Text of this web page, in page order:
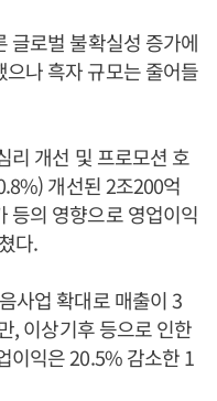
글로벌 불확실성 증가에
나 흑자 규모는 줄어들
리 개선 및 프로모션 호
개선된 2조200억
등의 영향으로 영업이익
다.
사업 확대로 매출이 3
, 이상기후 등으로 인한
이익은 20.5% 감소한 1